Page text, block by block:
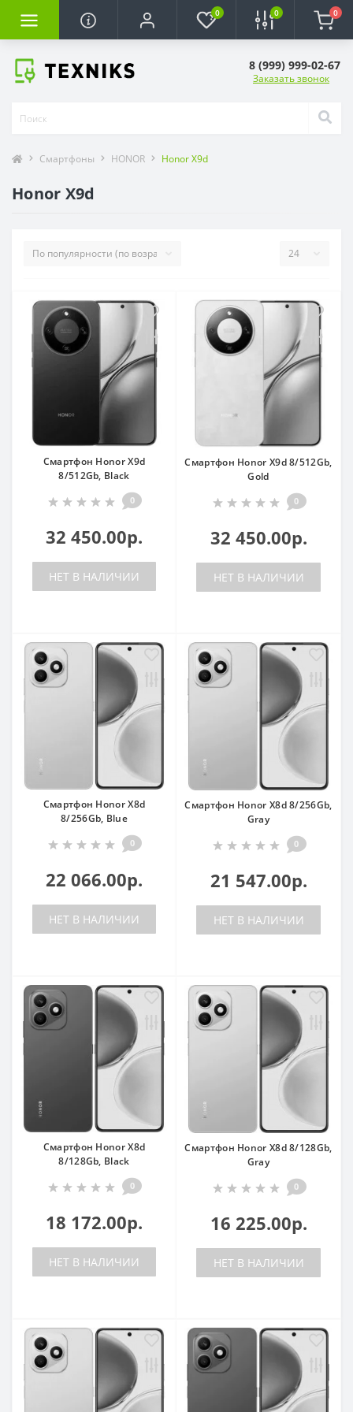
0 0 0
8 (999) 999-02-67
Заказать звонок
Смартфоны HONOR Honor X9d
Honor X9d
Смартфон Honor X9d
8/512Gb, Black
0
32 450.00р.
НЕТ В НАЛИЧИИ
Смартфон Honor X9d 8/512Gb,
Gold
0
32 450.00р.
НЕТ В НАЛИЧИИ
Смартфон Honor X8d
8/256Gb, Blue
0
22 066.00р.
НЕТ В НАЛИЧИИ
Смартфон Honor X8d 8/256Gb,
Gray
0
21 547.00р.
НЕТ В НАЛИЧИИ
Смартфон Honor X8d
8/128Gb, Black
0
18 172.00р.
НЕТ В НАЛИЧИИ
Смартфон Honor X8d 8/128Gb,
Gray
0
16 225.00р.
НЕТ В НАЛИЧИИ